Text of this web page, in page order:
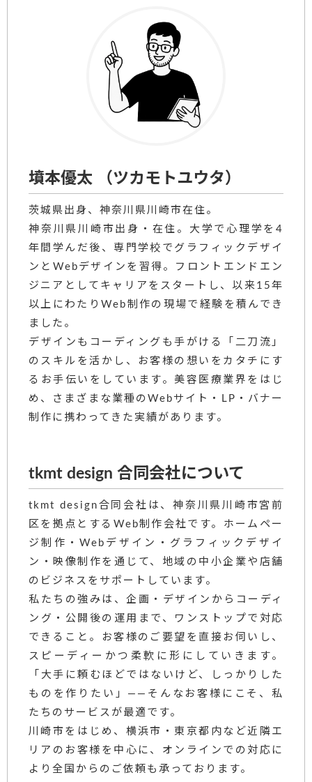
墳本優太 （ツカモトユウタ）
茨城県出身、神奈川県川崎市在住。
神奈川県川崎市出身・在住。大学で心理学を4
年間学んだ後、専門学校でグラフィックデザイ
ンとWebデザインを習得。フロントエンドエン
ジニアとしてキャリアをスタートし、以来15年
以上にわたりWeb制作の現場で経験を積んでき
ました。
デザインもコーディングも手がける「二刀流」
のスキルを活かし、お客様の想いをカタチにす
るお手伝いをしています。美容医療業界をはじ
め、さまざまな業種のWebサイト・LP・バナー
制作に携わってきた実績があります。
tkmt design 合同会社について
tkmt design合同会社は、神奈川県川崎市宮前
区を拠点とするWeb制作会社です。ホームペー
ジ制作・Webデザイン・グラフィックデザイ
ン・映像制作を通じて、地域の中小企業や店舗
のビジネスをサポートしています。
私たちの強みは、企画・デザインからコーディ
ング・公開後の運用まで、ワンストップで対応
できること。お客様のご要望を直接お伺いし、
スピーディーかつ柔軟に形にしていきます。
「大手に頼むほどではないけど、しっかりした
ものを作りたい」——そんなお客様にこそ、私
たちのサービスが最適です。
川崎市をはじめ、横浜市・東京都内など近隣エ
リアのお客様を中心に、オンラインでの対応に
より全国からのご依頼も承っております。